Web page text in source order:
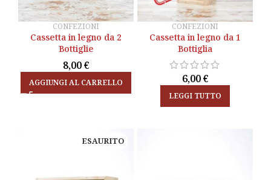
Cassetta in legno da 2
Bottiglie
8,00€
CONFEZIONI
Cassetta in legno da 2
Bottiglie
8,00€
AGGIUNGI AL CARRELLO
Cassetta in legno da 1
Bottiglia
6,00€
CONFEZIONI
Cassetta in legno da 1
Bottiglia
6,00€
LEGGI TUTTO
ESAURITO
ESAURITO